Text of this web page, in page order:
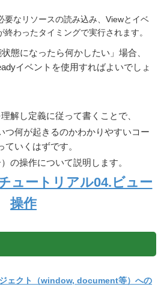
要なリソースの読み込み、Viewとイベ
わったタイミングで実行されます。
態になったら何かしたい」場合、
イベントを使用すればよいでしょ
解し定義に従って書くことで、
つ何が起きるのかわかりやすいコー
ていくはずです。
の操作について説明します。
ュートリアル04.ビュー
操作
ェクト（window, document等）への